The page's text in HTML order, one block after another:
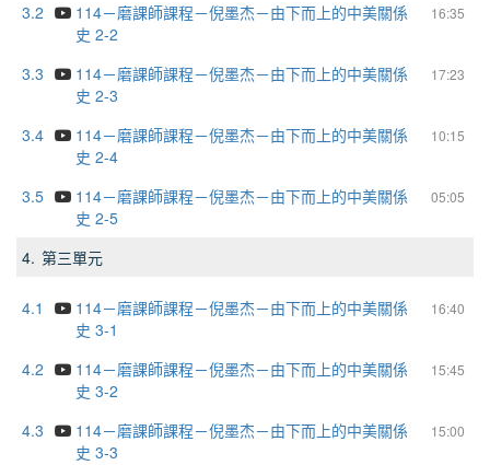
3.2
16:35
114－磨課師課程－倪墨杰－由下而上的中美關係
史 2-2
3.3
17:23
114－磨課師課程－倪墨杰－由下而上的中美關係
史 2-3
3.4
10:15
114－磨課師課程－倪墨杰－由下而上的中美關係
史 2-4
3.5
05:05
114－磨課師課程－倪墨杰－由下而上的中美關係
史 2-5
4. 第三單元
4.1 16:40
114－磨課師課程－倪墨杰－由下而上的中美關係
史 3-1
4.2
15:45
114－磨課師課程－倪墨杰－由下而上的中美關係
史 3-2
4.3
15:00
114－磨課師課程－倪墨杰－由下而上的中美關係
史 3-3